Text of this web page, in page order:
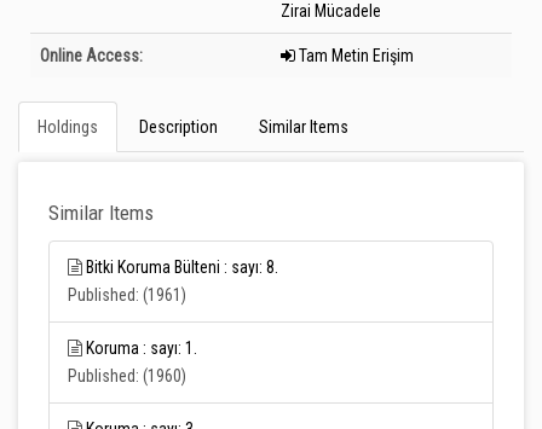
Zirai Mücadele
Online Access: Tam Metin Erişim
Holdings Description Similar Items
Similar Items
Bitki Koruma Bülteni : sayı: 8.
Published: (1961)
Koruma : sayı: 1.
Published: (1960)